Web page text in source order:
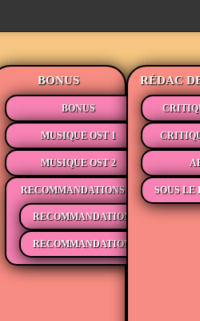
BONUS
BONUS
MUSIQUE OST 1
MUSIQUE OST 2
RECOMMANDATIONS
RECOMMANDATIONS MÉDIAS
RECOMMANDATIONS LECTURE
RÉDAC
SOUS